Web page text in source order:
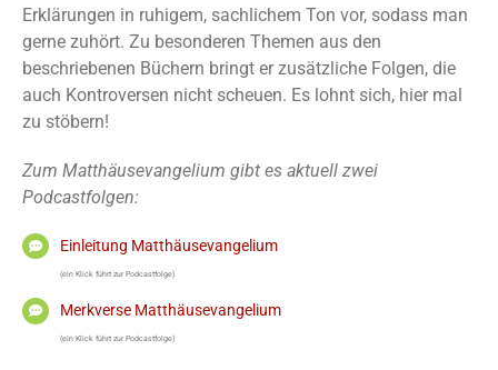
Erklärungen in ruhigem, sachlichem Ton vor, sodass man
gerne zuhört. Zu besonderen Themen aus den
beschriebenen Büchern bringt er zusätzliche Folgen, die
auch Kontroversen nicht scheuen. Es lohnt sich, hier mal
zu stöbern!
Zum Matthäusevangelium gibt es aktuell zwei
Podcastfolgen:
Einleitung Matthäusevangelium
(ein Klick führt zur Podcastfolge)
Merkverse Matthäusevangelium
(ein Klick führt zur Podcastfolge)